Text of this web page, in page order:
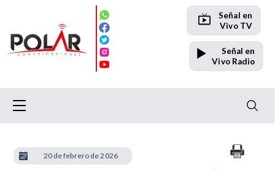
Señal en
Vivo TV
Señal en
Vivo Radio
20 de febrero de 2026